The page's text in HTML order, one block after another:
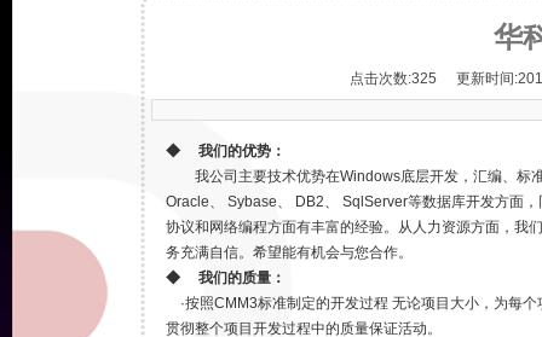
华
点击次数:325 更新时间
◆ 我们的优势：
我公司主要技术优势在Windows底层开发，汇编、标
Oracle、 Sybase、 DB2、 SqlServer等数据库开发方面
协议和网络编程方面有丰富的经验。从人力资源方面，我
务充满自信。希望能有机会与您合作。
◆ 我们的质量：
·按照CMM3标准制定的开发过程 无论项目大小，为每
贯彻整个项目开发过程中的质量保证活动。